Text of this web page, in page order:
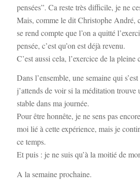
pensées”. Ca reste très difficile, je ne
Mais, comme le dit Christophe André,
se rend compte que l’on a quitté
pensée, c’est qu’on est déjà revenu.
C’est aussi cela, l’exercice de la pleine
Dans l’ensemble, une semaine qui
j’attends de voir si la méditation trouve
stable dans ma journée.
Pour être honnête, je ne sens pas
moi lié à cette expérience, mais je
ce temps.
Et puis : je ne suis qu’à la moitié de
A la semaine prochaine.